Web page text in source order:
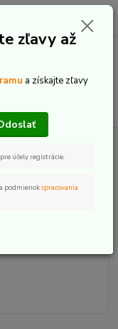
0,00 €
akumulátor
zľavy až
a získajte zľavy
pre účely registrácie.
podmienokspracovania